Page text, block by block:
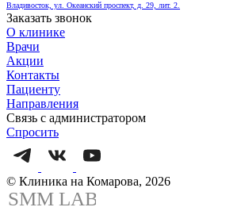
Владивосток, ул. Океанский проспект, д. 29, лит. 2.
Заказать звонок
О клинике
Врачи
Акции
Контакты
Пациенту
Направления
Связь с администратором
Спросить
© Клиника на Комарова, 2026
SMM LAB